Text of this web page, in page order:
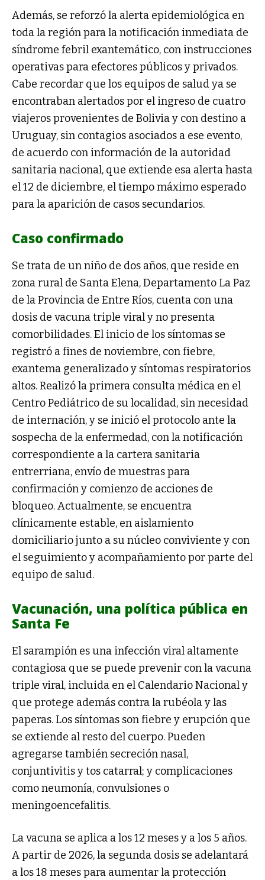
Además, se reforzó la alerta epidemiológica en
toda la región para la notificación inmediata de
síndrome febril exantemático, con instrucciones
operativas para efectores públicos y privados.
Cabe recordar que los equipos de salud ya se
encontraban alertados por el ingreso de cuatro
viajeros provenientes de Bolivia y con destino a
Uruguay, sin contagios asociados a ese evento,
de acuerdo con información de la autoridad
sanitaria nacional, que extiende esa alerta hasta
el 12 de diciembre, el tiempo máximo esperado
para la aparición de casos secundarios.
Caso confirmado
Se trata de un niño de dos años, que reside en
zona rural de Santa Elena, Departamento La Paz
de la Provincia de Entre Ríos, cuenta con una
dosis de vacuna triple viral y no presenta
comorbilidades. El inicio de los síntomas se
registró a fines de noviembre, con fiebre,
exantema generalizado y síntomas respiratorios
altos. Realizó la primera consulta médica en el
Centro Pediátrico de su localidad, sin necesidad
de internación, y se inició el protocolo ante la
sospecha de la enfermedad, con la notificación
correspondiente a la cartera sanitaria
entrerriana, envío de muestras para
confirmación y comienzo de acciones de
bloqueo. Actualmente, se encuentra
clínicamente estable, en aislamiento
domiciliario junto a su núcleo conviviente y con
el seguimiento y acompañamiento por parte del
equipo de salud.
Vacunación, una política pública en
Santa Fe
El sarampión es una infección viral altamente
contagiosa que se puede prevenir con la vacuna
triple viral, incluida en el Calendario Nacional y
que protege además contra la rubéola y las
paperas. Los síntomas son fiebre y erupción que
se extiende al resto del cuerpo. Pueden
agregarse también secreción nasal,
conjuntivitis y tos catarral; y complicaciones
como neumonía, convulsiones o
meningoencefalitis.
La vacuna se aplica a los 12 meses y a los 5 años.
A partir de 2026, la segunda dosis se adelantará
a los 18 meses para aumentar la protección